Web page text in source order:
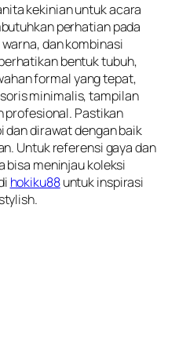
kekinian untuk acara
perhatian pada
dan kombinasi
bentuk tubuh,
formal yang tepat,
minimalis, tampilan
profesional. Pastikan
dan dirawat dengan baik
Untuk referensi gaya dan
bisa meninjau koleksi
hokiku88untuk inspirasi